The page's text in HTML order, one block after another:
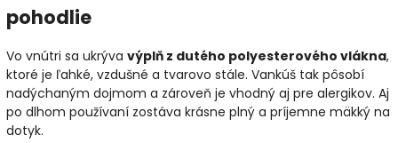
pohodlie
Vo vnútri sa ukrýva výplň z dutého polyesterového vlákna,
ktoré je ľahké, vzdušné a tvarovo stále. Vankúš tak pôsobí
nadýchaným dojmom a zároveň je vhodný aj pre alergikov. Aj
po dlhom používaní zostáva krásne plný a príjemne mäkký na
dotyk.